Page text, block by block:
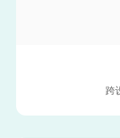
跨